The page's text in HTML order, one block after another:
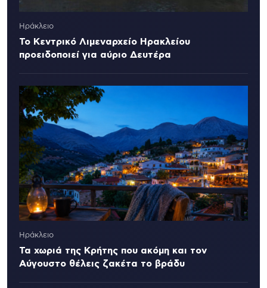
Ηράκλειο
Το Κεντρικό Λιμεναρχείο Ηρακλείου
προειδοποιεί για αύριο Δευτέρα
Ηράκλειο
Τα χωριά της Κρήτης που ακόμη και τον
Αύγουστο θέλεις ζακέτα το βράδυ